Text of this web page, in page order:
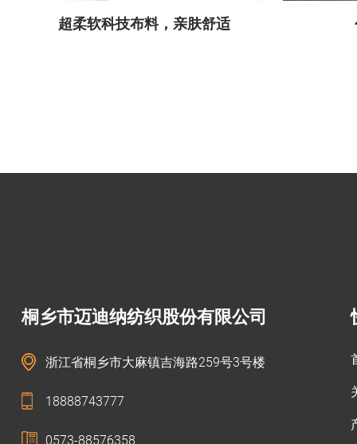
超柔软科技布料，亲肤舒适
桐乡市迈迪纳纺织股份有限公司
浙江省桐乡市大麻镇吉海路259号3号楼
18888743777
0573-88576358